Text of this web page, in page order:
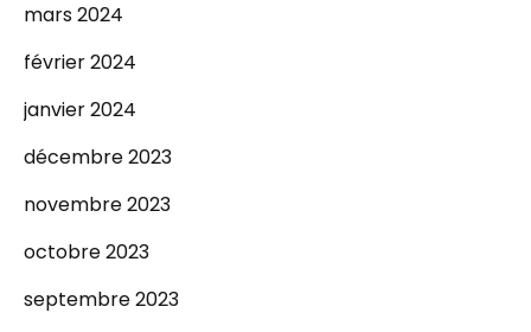
mars 2024
février 2024
janvier 2024
décembre 2023
novembre 2023
octobre 2023
septembre 2023